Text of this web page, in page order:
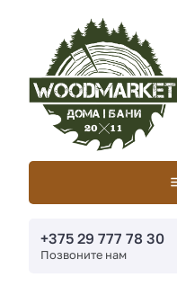
+375 29 777 78 30
Позвоните нам